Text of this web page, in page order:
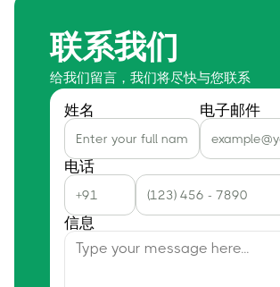
联系我们
给我们留言，我们将尽快与您联系
姓名 电子邮件
电话
信息